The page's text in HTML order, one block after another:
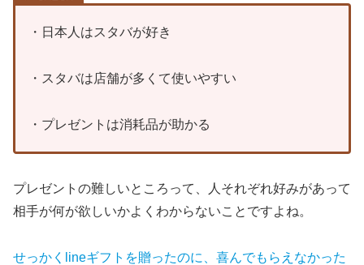
・日本人はスタバが好き
・スタバは店舗が多くて使いやすい
・プレゼントは消耗品が助かる
プレゼントの難しいところって、人それぞれ好みがあって
相手が何が欲しいかよくわからないことですよね。
せっかくlineギフトを贈ったのに、喜んでもらえなかった